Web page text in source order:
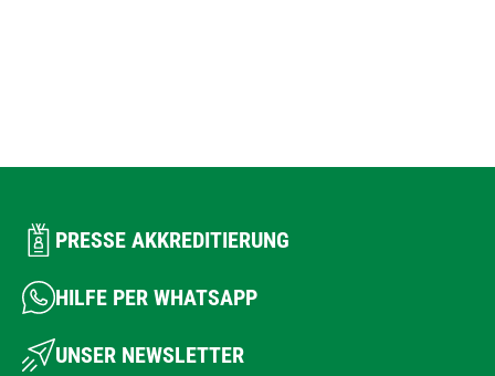
PRESSE AKKREDITIERUNG
HILFE PER WHATSAPP
UNSER NEWSLETTER